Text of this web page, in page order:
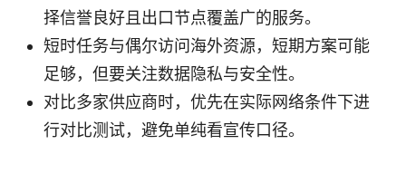
择信誉良好且出口节点覆盖广的服务。
短时任务与偶尔访问海外资源，短期方案可能
足够，但要关注数据隐私与安全性。
对比多家供应商时，优先在实际网络条件下进
行对比测试，避免单纯看宣传口径。